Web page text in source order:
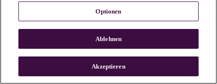
n
Optionen
Ablehnen
Akzeptieren